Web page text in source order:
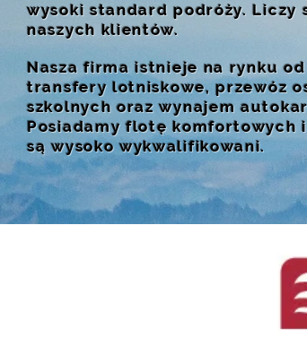
wysoki standard podróży. Liczy
naszych klientów.
Nasza firma istnieje na rynku
transfery lotniskowe, przewóz
szkolnych oraz wynajem
Posiadamy flotę komfortowych
są wysoko wykwalifikowani.